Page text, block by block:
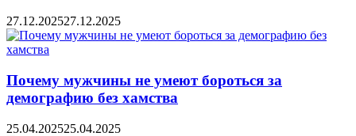
27.12.202527.12.2025
Почему мужчины не умеют бороться за
демографию без хамства
25.04.202525.04.2025